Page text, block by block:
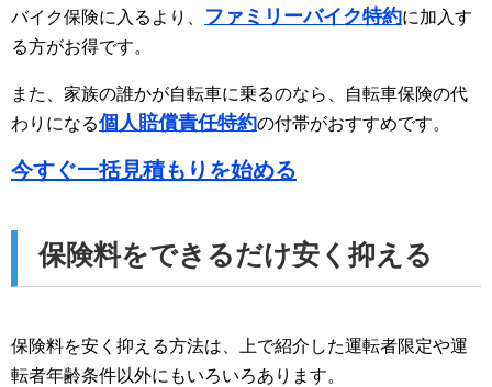
バイク保険に入るより、
ファミリーバイク特約に加入す
る方がお得です。
また、家族の誰かが自転車に乗るのなら、自転車保険の代
わりになる個人賠償責任特約の付帯がおすすめです。
今すぐ一括見積もりを始める
保険料をできるだけ安く抑える
保険料を安く抑える方法は、上で紹介した運転者限定や運
転者年齢条件以外にもいろいろあります。